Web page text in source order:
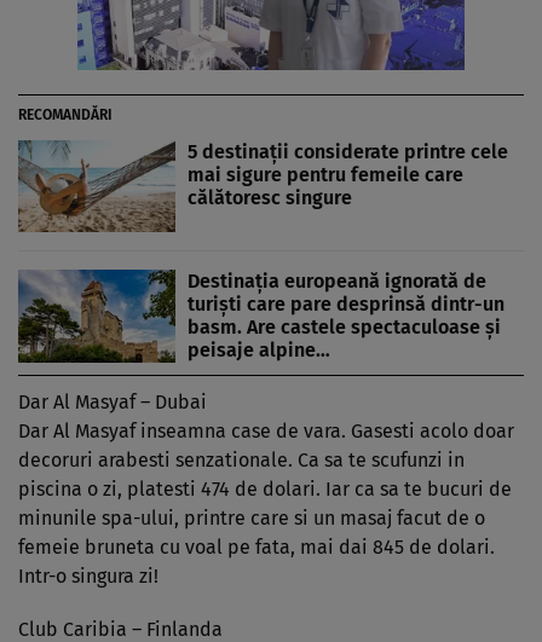
RECOMANDĂRI
5 destinații considerate printre cele
mai sigure pentru femeile care
călătoresc singure
Destinația europeană ignorată de
turiști care pare desprinsă dintr-un
basm. Are castele spectaculoase și
peisaje alpine…
Dar Al Masyaf – Dubai
Dar Al Masyaf inseamna case de vara. Gasesti acolo doar
decoruri arabesti senzationale. Ca sa te scufunzi in
piscina o zi, platesti 474 de dolari. Iar ca sa te bucuri de
minunile spa-ului, printre care si un masaj facut de o
femeie bruneta cu voal pe fata, mai dai 845 de dolari.
Intr-o singura zi!
Club Caribia – Finlanda